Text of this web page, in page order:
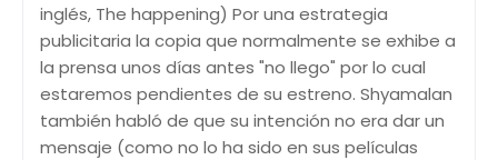
inglés, The happening) Por una estrategia
publicitaria la copia que normalmente se exhibe a
la prensa unos días antes "no llego" por lo cual
estaremos pendientes de su estreno. Shyamalan
también habló de que su intención no era dar un
mensaje (como no lo ha sido en sus películas